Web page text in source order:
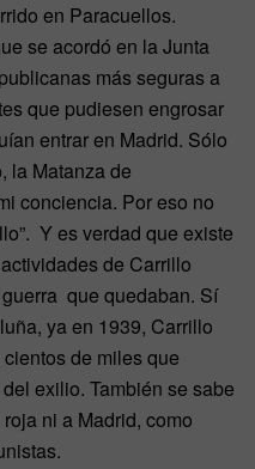
en Paracuellos.
se acordó en la Junta
más seguras a
que pudiesen engrosar
entrar en Madrid. Sólo
la Matanza de
conciencia. Por eso no
Y es verdad que existe
de Carrillo
que quedaban. Sí
ya en 1939, Carrillo
de miles que
exilio. También se sabe
ni a Madrid, como